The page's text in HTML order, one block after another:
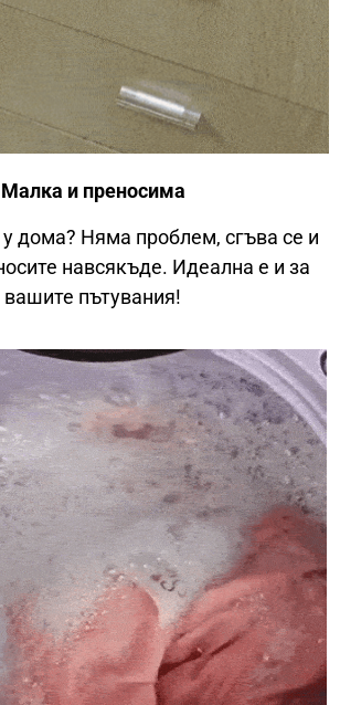
Малка и преносима
дома? Няма проблем, сгъва се и
навсякъде. Идеална е и за
вашите пътувания!